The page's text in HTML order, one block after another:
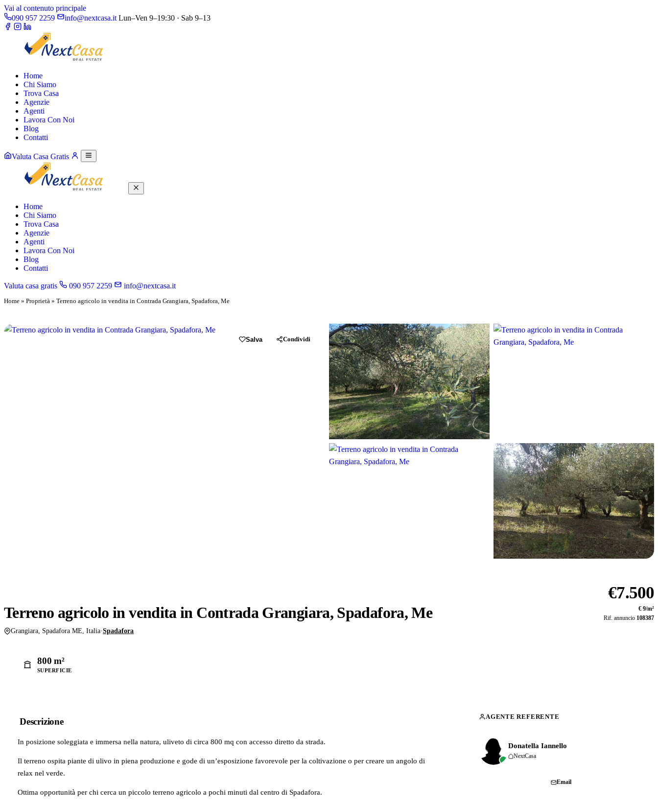
Vai al contenuto principale
090 957 2259
info@nextcasa.it Lun–Ven 9–19:30 · Sab 9–13
Home
Chi Siamo
Trova Casa
Agenzie
Agenti
Lavora Con Noi
Blog
Contatti
Valuta Casa Gratis
Home
Chi Siamo
Trova Casa
Agenzie
Agenti
Lavora Con Noi
Blog
Contatti
Valuta casa gratis 090 957 2259 info@nextcasa.it
Home » Proprietà » Terreno agricolo in vendita in Contrada Grangiara, Spadafora, Me
Salva Condividi
Terreno agricolo in vendita in Contrada Grangiara, Spadafora, Me
Grangiara, Spadafora ME, Italia·Spadafora
€7.500
€ 9/m²
Rif. annuncio 108387
800 m²
SUPERFICIE
Descrizione
In posizione soleggiata e immersa nella natura, uliveto di circa 800 mq con accesso diretto da strada.
Il terreno ospita piante di ulivo in piena produzione e gode di un’esposizione favorevole per la coltivazione o per creare un angolo di
relax nel verde.
Ottima opportunità per chi cerca un piccolo terreno agricolo a pochi minuti dal centro di Spadafora.
AGENTE REFERENTE
Donatella Iannello
NextCasa
Email